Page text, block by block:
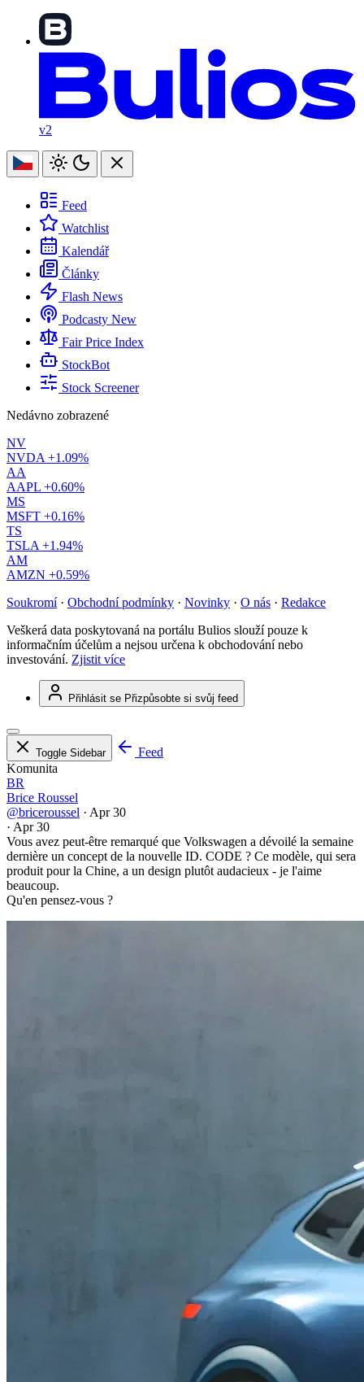
v2
Feed
Watchlist
Kalendář
Články
Flash News
Podcasty New
Fair Price Index
StockBot
Stock Screener
Nedávno zobrazené
NV
NVDA +1.09%
AA
AAPL +0.60%
MS
MSFT +0.16%
TS
TSLA +1.94%
AM
AMZN +0.59%
Soukromí · Obchodní podmínky · Novinky · O nás · Redakce
Veškerá data poskytovaná na portálu Bulios slouží pouze k
informačním účelům a nejsou určena k obchodování nebo
investování. Zjistit více
Přihlásit se Přizpůsobte si svůj feed
Toggle Sidebar
Feed
Komunita
BR
Brice Roussel
@briceroussel · Apr 30
· Apr 30
Vous avez peut-être remarqué que Volkswagen a dévoilé la semaine
dernière un concept de la nouvelle ID. CODE ? Ce modèle, qui sera
produit pour la Chine, a un design plutôt audacieux - je l'aime
beaucoup.
Qu'en pensez-vous ?